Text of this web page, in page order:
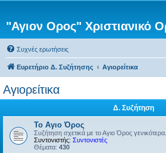
"Αγιον Ορος" Χριστιανικό
Συχνές ερωτήσεις
Ευρετήριο Δ. Συζήτησης Αγιορείτικα
Αγιορείτικα
Δ. Συζήτηση
Το Αγιο Όρος
Συζήτηση σχετικά με το Αγιο Όρος γενικότερα.
Συντονιστής: Συντονιστές
Θέματα: 430